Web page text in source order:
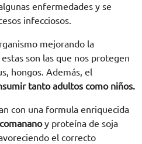
enfermedades y se
infecciosos.
mejorando la
son las que nos protegen
hongos. Además, el
tanto adultos como niños.
con una formula enriquecida
y proteína de soja
el correcto